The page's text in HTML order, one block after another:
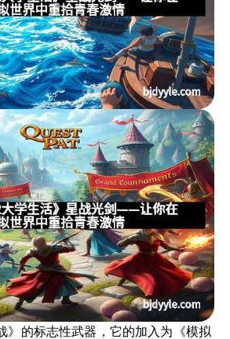
》的标志性武器，它的加入为《模拟